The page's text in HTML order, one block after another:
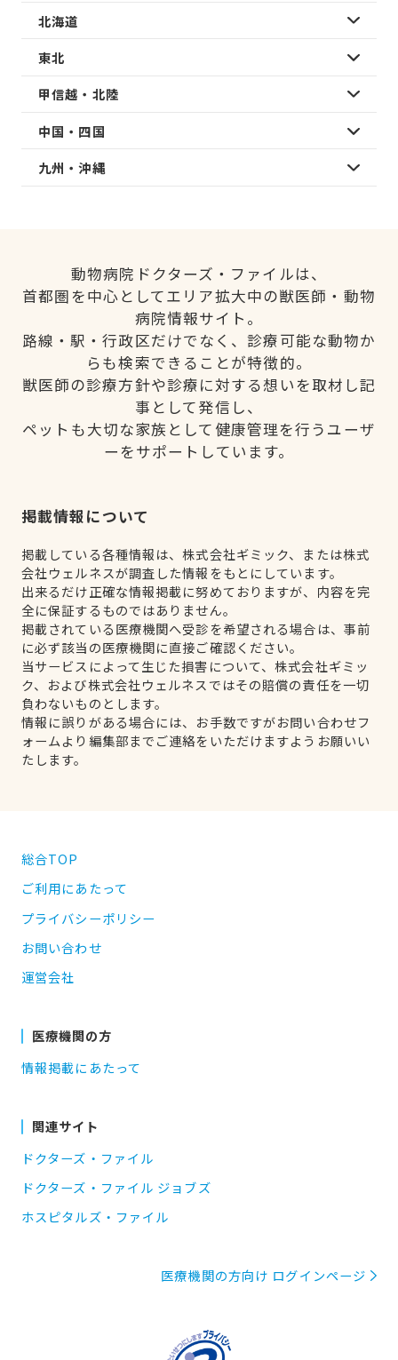
北海道
東北
甲信越・北陸
中国・四国
九州・沖縄
動物病院ドクターズ・ファイルは、
首都圏を中心としてエリア拡大中の獣医師・動物
病院情報サイト。
路線・駅・行政区だけでなく、診療可能な動物か
らも検索できることが特徴的。
獣医師の診療方針や診療に対する想いを取材し記
事として発信し、
ペットも大切な家族として健康管理を行うユーザ
ーをサポートしています。
掲載情報について
掲載している各種情報は、株式会社ギミック、または株式
会社ウェルネスが調査した情報をもとにしています。
出来るだけ正確な情報掲載に努めておりますが、内容を完
全に保証するものではありません。
掲載されている医療機関へ受診を希望される場合は、事前
に必ず該当の医療機関に直接ご確認ください。
当サービスによって生じた損害について、株式会社ギミッ
ク、および株式会社ウェルネスではその賠償の責任を一切
負わないものとします。
情報に誤りがある場合には、お手数ですがお問い合わせフ
ォームより編集部までご連絡をいただけますようお願いい
たします。
総合TOP
ご利用にあたって
プライバシーポリシー
お問い合わせ
運営会社
医療機関の方
情報掲載にあたって
関連サイト
ドクターズ・ファイル
ドクターズ・ファイル ジョブズ
ホスピタルズ・ファイル
医療機関の方向け ログインページ